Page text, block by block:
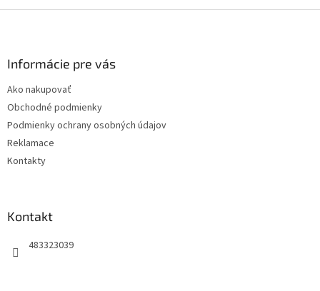
Informácie pre vás
Ako nakupovať
Obchodné podmienky
Podmienky ochrany osobných údajov
Reklamace
Kontakty
Kontakt
483323039